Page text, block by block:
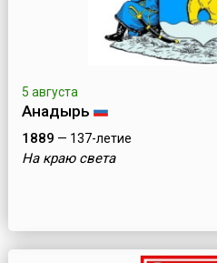
5 августа
Анадырь
1889 — 137-летие
На краю света